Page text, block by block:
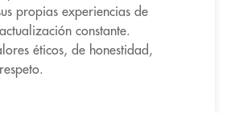
propias experiencias de
constante.
éticos, de honestidad,